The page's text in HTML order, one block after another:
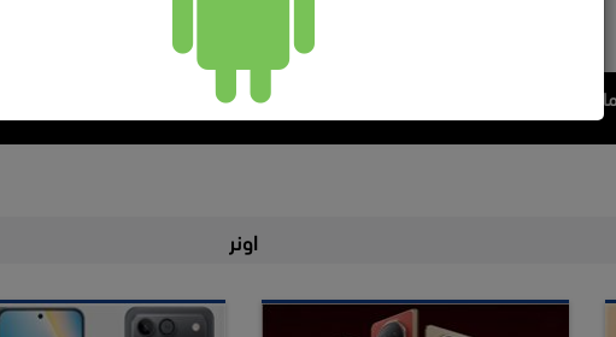
سيارات مراجعات
اونر